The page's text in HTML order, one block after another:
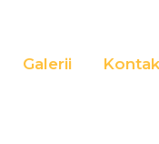
Galerii